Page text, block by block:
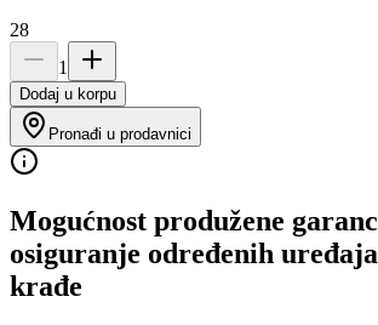
28
1
Dodaj u korpu
Pronađi u prodavnici
Mogućnost produžene
osiguranje određenih
krađe